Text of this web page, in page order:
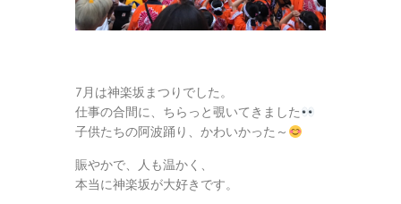
7月は神楽坂まつりでした。
仕事の合間に、ちらっと覗いてきました
子供たちの阿波踊り、かわいかった～
賑やかで、人も温かく、
本当に神楽坂が大好きです。